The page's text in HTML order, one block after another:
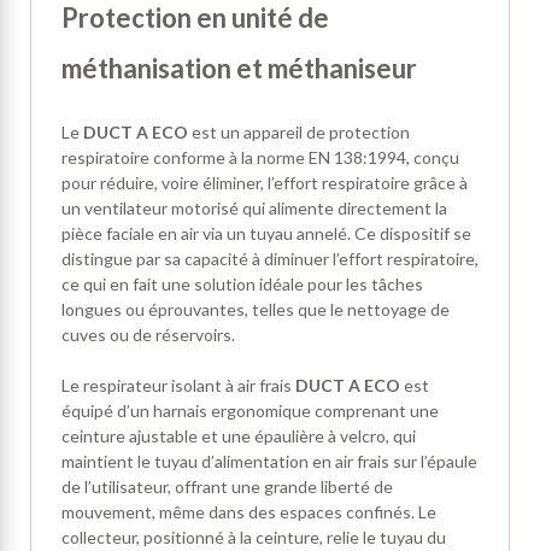
Protection en unité de
méthanisation et méthaniseur
Le DUCT A ECO est un appareil de protection
respiratoire conforme à la norme EN 138:1994, conçu
pour réduire, voire éliminer, l’effort respiratoire grâce à
un ventilateur motorisé qui alimente directement la
pièce faciale en air via un tuyau annelé. Ce dispositif se
distingue par sa capacité à diminuer l’effort respiratoire,
ce qui en fait une solution idéale pour les tâches
longues ou éprouvantes, telles que le nettoyage de
cuves ou de réservoirs.
Le respirateur isolant à air frais DUCT A ECO est
équipé d’un harnais ergonomique comprenant une
ceinture ajustable et une épaulière à velcro, qui
maintient le tuyau d’alimentation en air frais sur l’épaule
de l’utilisateur, offrant une grande liberté de
mouvement, même dans des espaces confinés. Le
collecteur, positionné à la ceinture, relie le tuyau du